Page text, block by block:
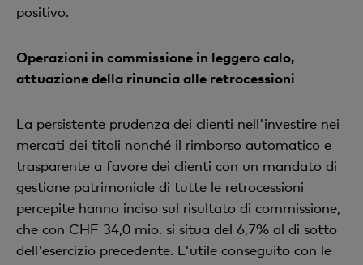
positivo.
Operazioni in commissione in leggero calo,
attuazione della rinuncia alle retrocessioni
La persistente prudenza dei clienti nell'investire nei
mercati dei titoli nonché il rimborso automatico e
trasparente a favore dei clienti con un mandato di
gestione patrimoniale di tutte le retrocessioni
percepite hanno inciso sul risultato di commissione,
che con CHF 34,0 mio. si situa del 6,7% al di sotto
dell'esercizio precedente. L'utile conseguito con le